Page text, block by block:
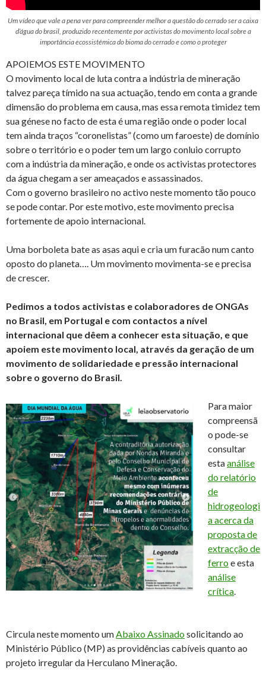
Um vídeo que vale a pena ver para compreender melhor a questão do cerrado ser a caixa
d’água do brasil, produzido recentemente por activistas do movimento local sobre a
importância ecossistémica do bioma do cerrado e como o proteger
APOIEMOS ESTE MOVIMENTO
O movimento local de luta contra a indústria de mineração
talvez pareça tímido na sua actuação, tendo em conta a grande
dimensão do problema em causa, mas essa remota timidez tem
sua génese no facto de esta é uma região onde o poder local
tem ainda traços “coronelistas” (como um faroeste) de domínio
sobre o território e o poder tem um largo conluio corrupto
com a indústria da mineração, e onde os activistas protectores
da água chegam a ser ameaçados e assassinados.
Com o governo brasileiro no activo neste momento tão pouco
se pode contar. Por este motivo, este movimento precisa
fortemente de apoio internacional.
Uma borboleta bate as asas aqui e cria um furacão num canto
oposto do planeta…. Um movimento movimenta-se e precisa
de crescer.
Pedimos a todos activistas e colaboradores de ONGAs
no Brasil, em Portugal e com contactos a nível
internacional que dêem a conhecer esta situação, e que
apoiem este movimento local, através da geração de um
movimento de solidariedade e pressão internacional
sobre o governo do Brasil.
Para maior
compreensã
o pode-se
consultar
estaanálise
do relatório
de
hidrogeologi
a acerca da
proposta de
extracção de
ferroe esta
análise
crítica.
Circula neste momento umAbaixo Assinadosolicitando ao
Ministério Público (MP) as providências cabíveis quanto ao
projeto irregular da Herculano Mineração.